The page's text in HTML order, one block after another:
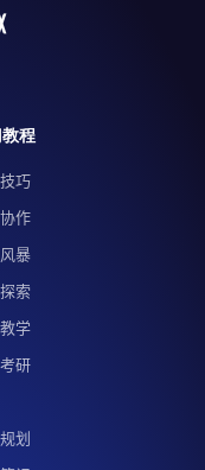
教程
巧
作
暴
索
学
研
划